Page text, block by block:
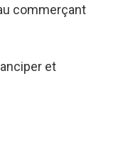
commerçant
et